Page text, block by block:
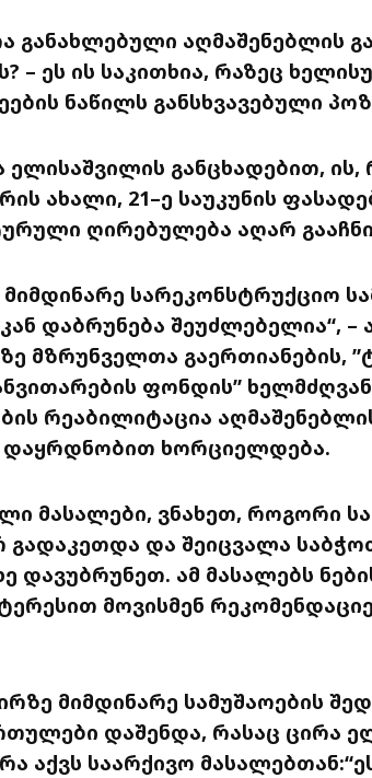
განახლებული აღმაშენებლის
– ეს ის საკითხია, რაზეც
ნაწილს განსხვავებული
განცხადებით, ის,
ახალი, 21–ე საუკუნის
ღირებულება აღარ
სარეკონსტრუქციო
დაბრუნება შეუძლებელია“, –
მზრუნველთა გაერთიანების,
ფონდის”
რეაბილიტაცია
დაყრდნობით ხორციელდება.
მასალები, ვნახეთ, როგორი
გადაკეთდა და შეიცვალა
დავუბრუნეთ. ამ მასალებს
მოვისმენ
მიმდინარე სამუშაოების
დაშენდა, რასაც ცირა
აქვს საარქივო